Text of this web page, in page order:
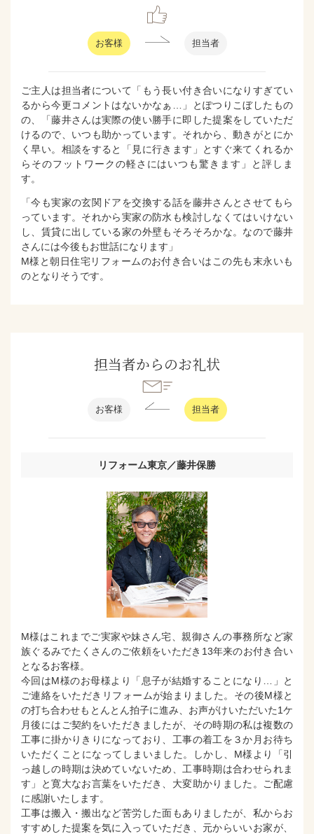
お客様 担当者
ご主人は担当者について「もう長い付き合いになりすぎてい
るから今更コメントはないかなぁ…」とぽつりこぼしたもの
の、「藤井さんは実際の使い勝手に即した提案をしていただ
けるので、いつも助かっています。それから、動きがとにか
く早い。相談をすると「見に行きます」とすぐ来てくれるか
らそのフットワークの軽さにはいつも驚きます」と評しま
す。
「今も実家の玄関ドアを交換する話を藤井さんとさせてもら
っています。それから実家の防水も検討しなくてはいけない
し、賃貸に出している家の外壁もそろそろかな。なので藤井
さんには今後もお世話になります」
M様と朝日住宅リフォームのお付き合いはこの先も末永いも
のとなりそうです。
担当者からのお礼状
お客様 担当者
リフォーム東京／藤井保勝
M様はこれまでご実家や妹さん宅、親御さんの事務所など家
族ぐるみでたくさんのご依頼をいただき13年来のお付き合い
となるお客様。
今回はM様のお母様より「息子が結婚することになり…」と
ご連絡をいただきリフォームが始まりました。その後M様と
の打ち合わせもとんとん拍子に進み、お声がけいただいた1ケ
月後にはご契約をいただきましたが、その時期の私は複数の
工事に掛かりきりになっており、工事の着工を３か月お待ち
いただくことになってしまいました。しかし、M様より「引
っ越しの時期は決めていないため、工事時期は合わせられま
す」と寛大なお言葉をいただき、大変助かりました。ご配慮
に感謝いたします。
工事は搬入・搬出など苦労した面もありましたが、私からお
すすめした提案を気に入っていただき、元からいいお家が、